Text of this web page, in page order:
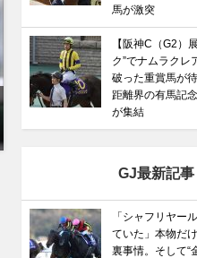
【有馬記念】武豊×ドウ
るべき“隠れ穴馬！”
馬が激突
【阪神C（G2）
ク”でナムラクレ
破った重賞馬が
距離界の有馬記
が集結
GJ最新記事
「シャフリヤー
ていた」本物だ
裏事情。そして“